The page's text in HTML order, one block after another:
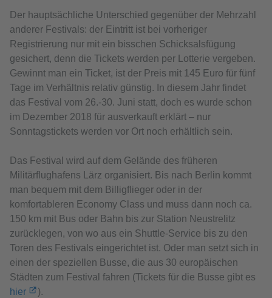
Der hauptsächliche Unterschied gegenüber der Mehrzahl
anderer Festivals: der Eintritt ist bei vorheriger
Registrierung nur mit ein bisschen Schicksalsfügung
gesichert, denn die Tickets werden per Lotterie vergeben.
Gewinnt man ein Ticket, ist der Preis mit 145 Euro für fünf
Tage im Verhältnis relativ günstig. In diesem Jahr findet
das Festival vom 26.-30. Juni statt, doch es wurde schon
im Dezember 2018 für ausverkauft erklärt – nur
Sonntagstickets werden vor Ort noch erhältlich sein.
Das Festival wird auf dem Gelände des früheren
Militärflughafens Lärz organisiert. Bis nach Berlin kommt
man bequem mit dem Billigflieger oder in der
komfortableren Economy Class und muss dann noch ca.
150 km mit Bus oder Bahn bis zur Station Neustrelitz
zurücklegen, von wo aus ein Shuttle-Service bis zu den
Toren des Festivals eingerichtet ist. Oder man setzt sich in
einen der speziellen Busse, die aus 30 europäischen
Städten zum Festival fahren (Tickets für die Busse gibt es
hier
).